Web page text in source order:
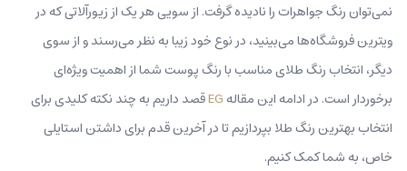
نمی‌توان رنگ جواهرات را نادیده گرفت. از سویی هر یک از زیورآلاتی که در
ویترین فروشگاه‌ها می‌بینید، در نوع خود زیبا به نظر می‌رسند و از سوی
دیگر، انتخاب رنگ طلای مناسب با رنگ پوست شما از اهمیت ویژه‌ای‌
برخوردار است. در ادامه این مقاله EGقصد داریم به چند نکته کلیدی برای
انتخاب بهترین رنگ طلا بپردازیم تا در آخرین قدم برای داشتن استایلی
خاص، به شما کمک کنیم.